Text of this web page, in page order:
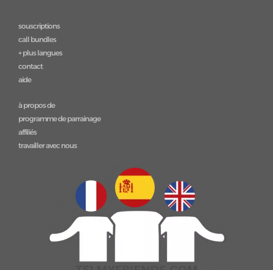
souscriptions
call bundles
+ plus langues
contact
aide
à propos de
programme de parrainage
affiliés
travailler avec nous